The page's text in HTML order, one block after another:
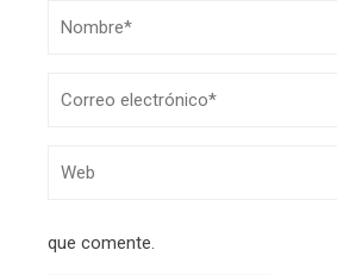
que comente.